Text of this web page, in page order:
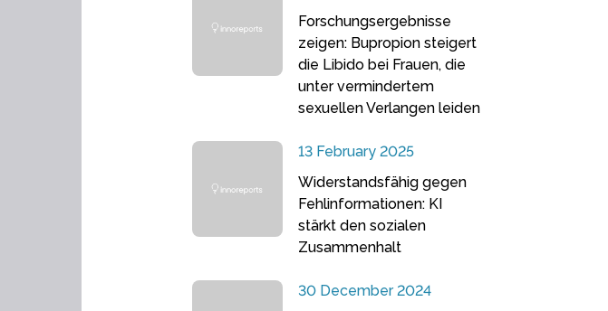
Forschungsergebnisse
zeigen: Bupropion steigert
die Libido bei Frauen, die
unter vermindertem
sexuellen Verlangen leiden
13 February 2025
Widerstandsfähig gegen
Fehlinformationen: KI
stärkt den sozialen
Zusammenhalt
30 December 2024